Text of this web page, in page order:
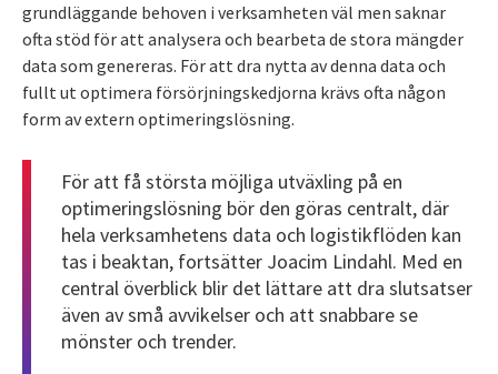
grundläggande behoven i verksamheten väl men saknar
ofta stöd för att analysera och bearbeta de stora mängder
data som genereras. För att dra nytta av denna data och
fullt ut optimera försörjningskedjorna krävs ofta någon
form av extern optimeringslösning.
För att få största möjliga utväxling på en
optimeringslösning bör den göras centralt, där
hela verksamhetens data och logistikflöden kan
tas i beaktan, fortsätter Joacim Lindahl. Med en
central överblick blir det lättare att dra slutsatser
även av små avvikelser och att snabbare se
mönster och trender.